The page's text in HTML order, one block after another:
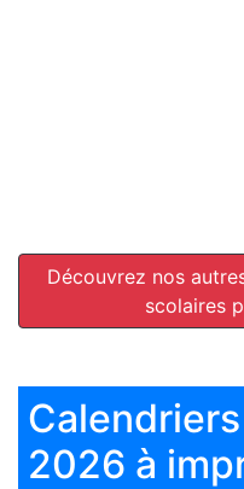
Découvrez nos
scolaires
2026 à